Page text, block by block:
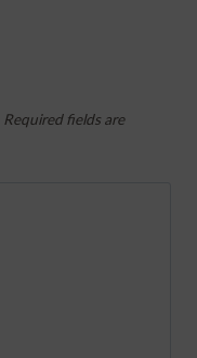
Required fields are